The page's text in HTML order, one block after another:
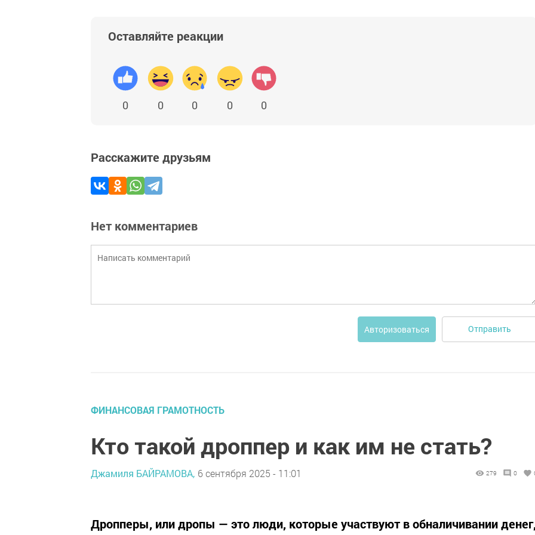
Оставляйте реакции
0 0 0 0 0
Расскажите друзьям
Нет комментариев
Авторизоваться Отправить
ФИНАНСОВАЯ ГРАМОТНОСТЬ
Кто такой дроппер и как им не стать?
Джамиля БАЙРАМОВА, 6 сентября 2025 - 11:01 279 0
Дропперы, или дропы — это люди, которые участвуют в обналичивании